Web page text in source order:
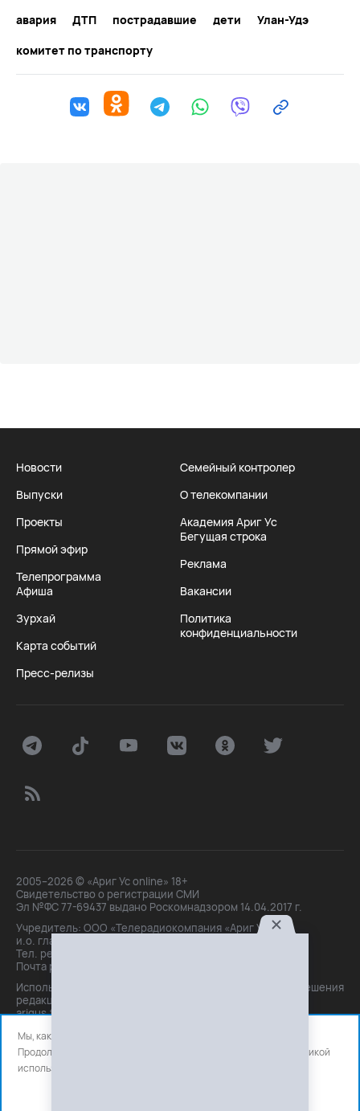
авария ДТП пострадавшие дети
Улан-Удэ
комитет по транспорту
Новости
Выпуски
Проекты
Прямой эфир
Телепрограмма
Афиша
Зурхай
Карта событий
Пресс-релизы
Семейный контролер
О телекомпании
Академия Ариг Ус
Бегущая строка
Реклама
Вакансии
Политика
конфиденциальности
2005–2026 © «Ариг Ус online» 18+
Свидетельство о регистрации СМИ
Эл №ФС 77-69437 выдано Роскомнадзором 14.04.2017 г.
Учредитель: ООО «Телерадиокомпания «Ариг Ус»,
и.о. главного редактора: Маханова О.Б.
Тел. peдakции: +7(3012)21-30-14,
Почта peдakции: editor@arigus.tv
Использование материалов только с письменного разрешения
редакции. При цитировании прямая активная ссылка на
arigus.tv обязательна.
Мы, как и все используем файлы cookie и сервисы аналитики.
Продолжая использовать сайт, вы соглашаетесь с нашей
политикой
использования